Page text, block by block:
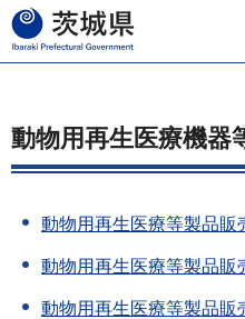
茨城県
動物用再生医療機器
動物用再生医療等製品販
動物用再生医療等製品販
動物用再生医療等製品販